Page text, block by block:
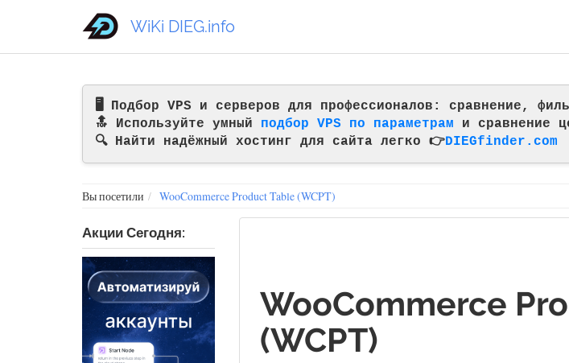
🖥️ Подбор VPS и серверов для профессионалов: сравнение,
🔝 Используйте умный подбор VPS по параметрам и сравнение
🔍 Найти надёжный хостинг для сайта легко 👉DIEGfinder.com
WiKi DIEG.info
Вы посетили WooCommerce Product Table (WCPT)
Акции Сегодня:
WooCommerce
(WCPT)